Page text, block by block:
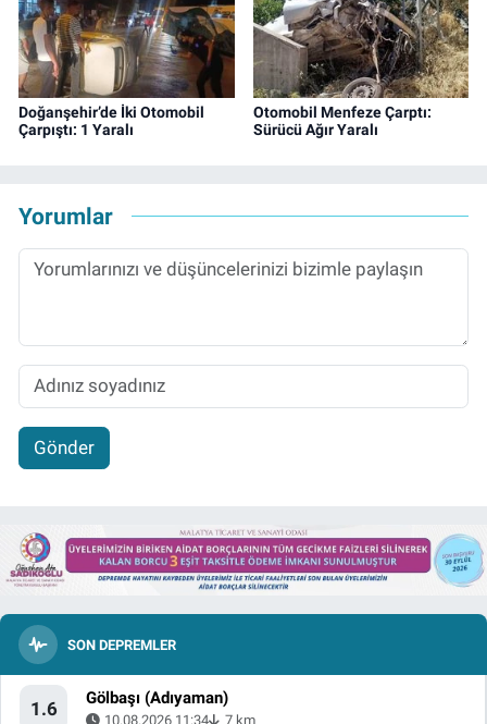
Doğanşehir’de İki Otomobil
Çarpıştı: 1 Yaralı
Otomobil Menfeze Çarptı:
Sürücü Ağır Yaralı
Yorumlar
Gönder
SON DEPREMLER
1.6 Gölbaşı (Adıyaman)
10.08.2026 11:34 7 km